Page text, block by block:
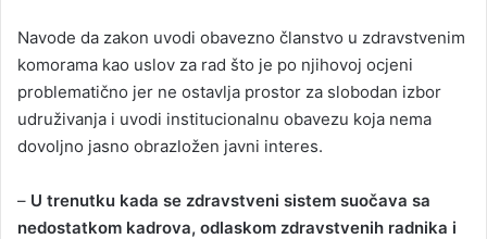
Navode da zakon uvodi obavezno članstvo u zdravstvenim
komorama kao uslov za rad što je po njihovoj ocjeni
problematično jer ne ostavlja prostor za slobodan izbor
udruživanja i uvodi institucionalnu obavezu koja nema
dovoljno jasno obrazložen javni interes.
– U trenutku kada se zdravstveni sistem suočava sa
nedostatkom kadrova, odlaskom zdravstvenih radnika i